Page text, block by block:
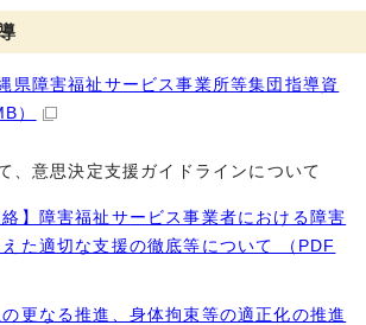
障害福祉サービス事業所等集団指導資
）
、意思決定支援ガイドラインについて
絡】障害福祉サービス事業者における障害
た適切な支援の徹底等について （PDF
更なる推進、身体拘束等の適正化の推進